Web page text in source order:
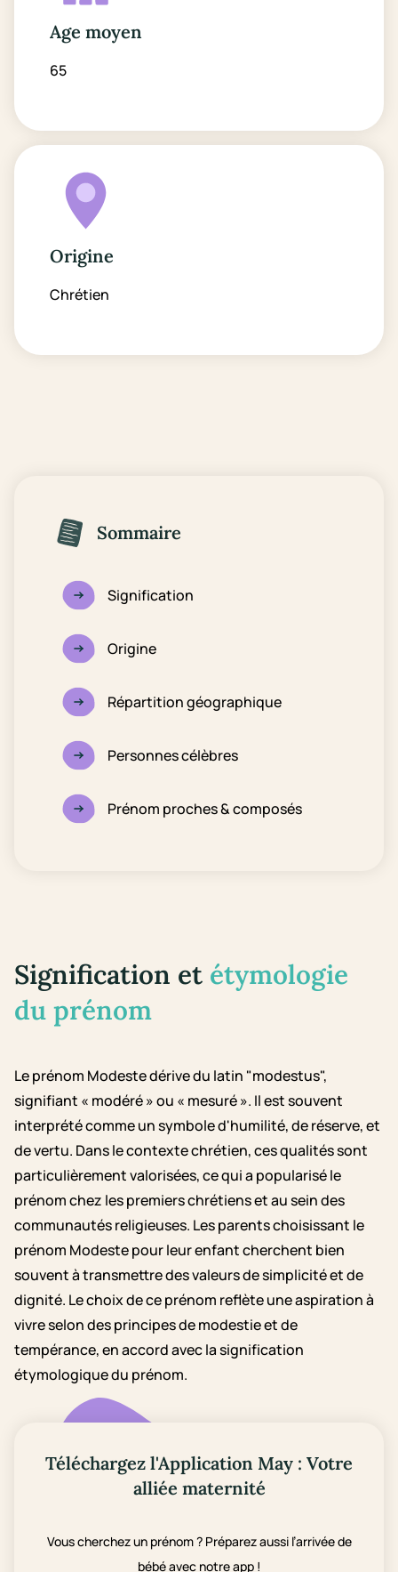
Age moyen
65
Origine
Chrétien
Sommaire
Signification
Origine
Répartition géographique
Personnes célèbres
Prénom proches & composés
Signification et étymologie
du prénom
Le prénom Modeste dérive du latin "modestus",
signifiant « modéré » ou « mesuré ». Il est souvent
interprété comme un symbole d'humilité, de réserve, et
de vertu. Dans le contexte chrétien, ces qualités sont
particulièrement valorisées, ce qui a popularisé le
prénom chez les premiers chrétiens et au sein des
communautés religieuses. Les parents choisissant le
prénom Modeste pour leur enfant cherchent bien
souvent à transmettre des valeurs de simplicité et de
dignité. Le choix de ce prénom reflète une aspiration à
vivre selon des principes de modestie et de
tempérance, en accord avec la signification
étymologique du prénom.
Téléchargez l'Application May : Votre
alliée maternité
Vous cherchez un prénom ? Préparez aussi l’arrivée de
bébé avec notre app !